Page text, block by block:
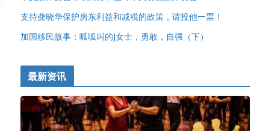
支持龚晓华保护房东利益和减税的政策，请投他一票！
加国移民故事：呱呱叫的J女士，勇敢，自强（下）
最新资讯